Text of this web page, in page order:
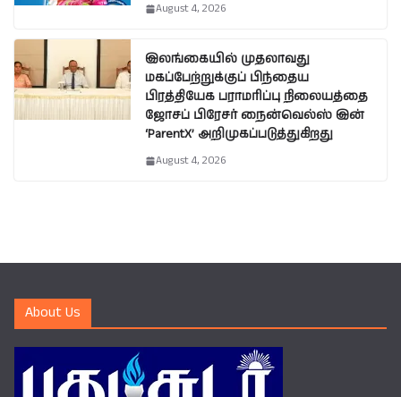
August 4, 2026
இலங்கையில் முதலாவது
மகப்பேற்றுக்குப் பிந்தைய
பிரத்தியேக பராமரிப்பு நிலையத்தை
ஜோசப் பிரேசர் நைன்வெல்ஸ் இன்
‘ParentX’ அறிமுகப்படுத்துகிறது
August 4, 2026
About Us